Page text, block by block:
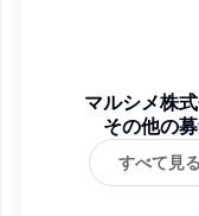
マルシメ株
その他の
すべて見る